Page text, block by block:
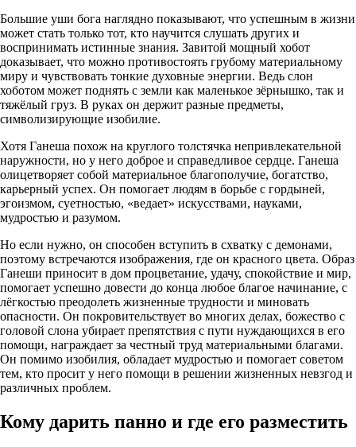
Большие уши бога наглядно показывают, что успешным в жизни
может стать только тот, кто научится слушать других и
воспринимать истинные знания. Завитой мощный хобот
доказывает, что можно противостоять грубому материальному
миру и чувствовать тонкие духовные энергии. Ведь слон
хоботом может поднять с земли как маленькое зёрнышко, так и
тяжёлый груз. В руках он держит разные предметы,
символизирующие изобилие.
Хотя Ганеша похож на круглого толстячка непривлекательной
наружности, но у него доброе и справедливое сердце. Ганеша
олицетворяет собой материальное благополучие, богатство,
карьерный успех. Он помогает людям в борьбе с гордыней,
эгоизмом, суетностью, «ведает» искусствами, науками,
мудростью и разумом.
Но если нужно, он способен вступить в схватку с демонами,
поэтому встречаются изображения, где он красного цвета. Образ
Ганеши приносит в дом процветание, удачу, спокойствие и мир,
помогает успешно довести до конца любое благое начинание, с
лёгкостью преодолеть жизненные трудности и миновать
опасности. Он покровительствует во многих делах, божество с
головой слона убирает препятствия с пути нуждающихся в его
помощи, награждает за честный труд материальными благами.
Он помимо изобилия, обладает мудростью и помогает советом
тем, кто просит у него помощи в решении жизненных невзгод и
различных проблем.
Кому дарить панно и где его разместить